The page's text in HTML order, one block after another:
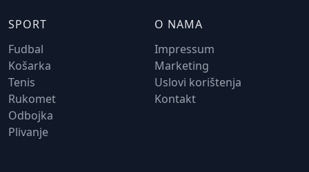
SPORT
Fudbal
Košarka
Tenis
Rukomet
Odbojka
Plivanje
O NAMA
Impressum
Marketing
Uslovi korištenja
Kontakt